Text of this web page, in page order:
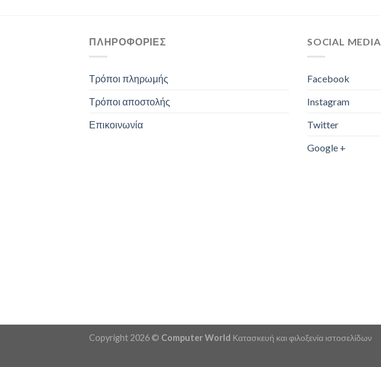
ΠΛΗΡΟΦΟΡΊΕΣ
Τρόποι πληρωμής
Τρόποι αποστολής
Επικοινωνία
SOCIAL MEDIA
Facebook
Instagram
Twitter
Google +
Copyright 2026 © Computer World Κατασκευή και φιλοξενία ιστοσελίδων